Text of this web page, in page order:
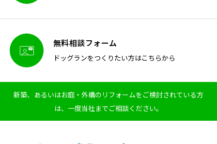
 無料相談フォーム
ドッグランをつくりたい方はこちらから
新築、あるいはお庭・外構のリフォームをご検討されている方
は、一度当社までご相談ください。